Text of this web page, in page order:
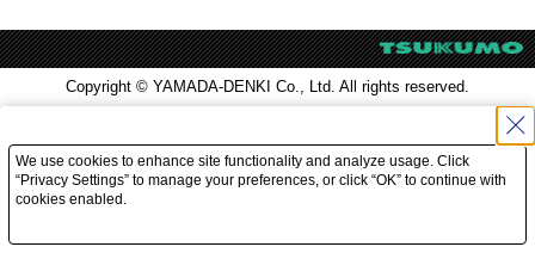
Copyright © YAMADA-DENKI Co., Ltd. All rights reserved.
We use cookies to enhance site functionality and analyze usage. Click
“Privacy Settings” to manage your preferences, or click “OK” to continue with
cookies enabled.